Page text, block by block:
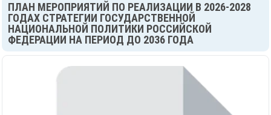
ПЛАН МЕРОПРИЯТИЙ ПО РЕАЛИЗАЦИИ В 2026-2028
ГОДАХ СТРАТЕГИИ ГОСУДАРСТВЕННОЙ
НАЦИОНАЛЬНОЙ ПОЛИТИКИ РОССИЙСКОЙ
ФЕДЕРАЦИИ НА ПЕРИОД ДО 2036 ГОДА